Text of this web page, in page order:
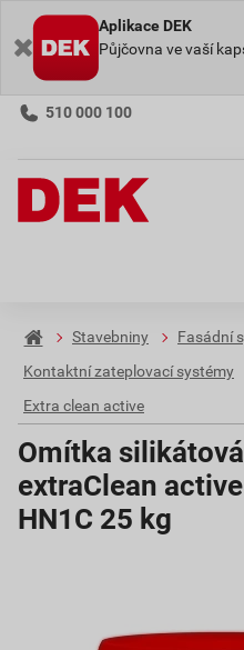
Aplikace DEK
Půjčovna ve vaší
510 000 100
Stavebniny
Fasádní
Kontaktní zateplovací systémy
Extra clean active
Omítka
extraClean
HN1C 25 kg